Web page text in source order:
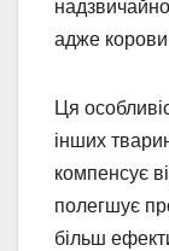
адже корови
Ця
інших
компенсує
полегшує
більш